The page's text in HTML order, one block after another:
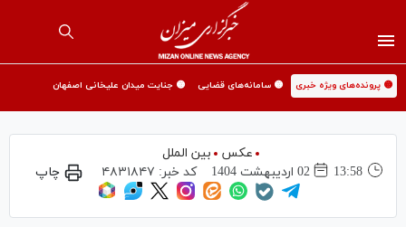
🟡 پرونده‌های ویژه خبری 🟡 سامانه‌های قضایی 🟡 جنایت میدان علیخانی اصفهان
عکس
بین الملل
13:58
02 ارديبهشت 1404 کد خبر: ۴۸۳۱۸۴۷ چاپ